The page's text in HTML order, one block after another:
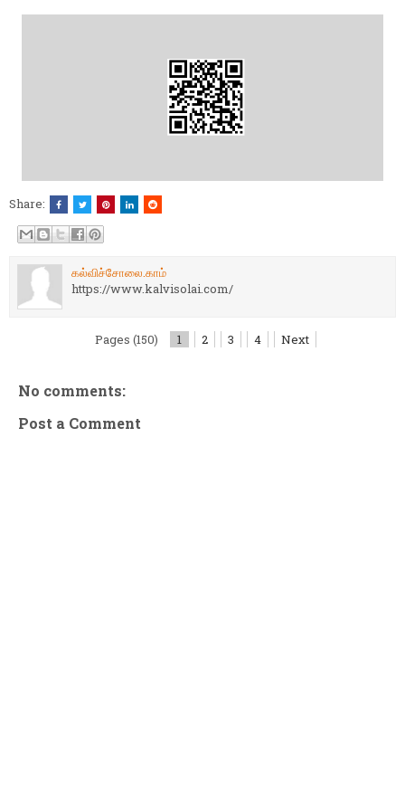
Share:
கல்விச்சோலை.காம்
https://www.kalvisolai.com/
Pages (150) 1 2 3 4 Next
No comments:
Post a Comment